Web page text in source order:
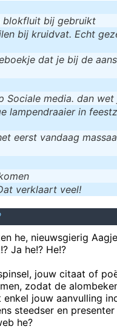
blokfluit bij gebruikt
bij kruidvat. Echt
dat je bij de
Sociale media. dan
lampendraaier in
eerst vandaag
verklaart veel!
he, nieuwsgierig
Ja he!? He!?
jouw citaat of
zodat de
jouw aanvulling
steedser en
he?